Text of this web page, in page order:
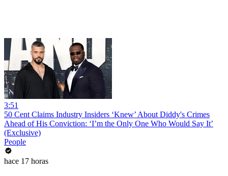
3:51
50 Cent Claims Industry Insiders ‘Knew’ About Diddy's Crimes
Ahead of His Conviction: ‘I’m the Only One Who Would Say It’
(Exclusive)
People
hace 17 horas